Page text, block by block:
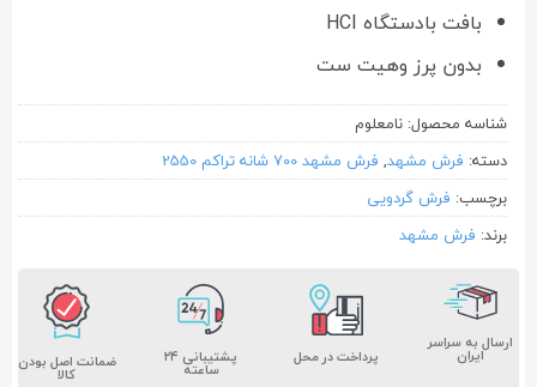
بافت بادستگاه HCI
بدون پرز وهیت ست
شناسه محصول: نامعلوم
دسته: فرش مشهد, فرش مشهد 700 شانه تراکم 2550
برچسب: فرش گردویی
برند: فرش مشهد
ارسال به سراسر
ایران پرداخت در محل پشتیبانی ۲۴
ساعته ضمانت اصل بودن
کالا